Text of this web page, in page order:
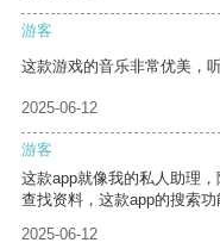
游客
这款游戏的音乐非常优美，
2025-06-12
游客
这款app就像我的私人助理
查找资料，这款app的搜索
2025-06-12